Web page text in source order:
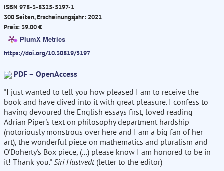
ISBN 978-3-8325-5197-1
300 Seiten, Erscheinungsjahr: 2021
Preis: 39.00 €
PlumX Metrics
https://doi.org/10.30819/5197
PDF – OpenAccess
"I just wanted to tell you how pleased I am to receive the
book and have dived into it with great pleasure. I confess to
having devoured the English essays first, loved reading
Adrian Piper's text on philosophy department hardship
(notoriously monstrous over here and I am a big fan of her
art), the wonderful piece on mathematics and pluralism and
O'Doherty's Box piece, (...) please know I am honored to be in
it! Thank you."Siri Hustvedt(letter to the editor)